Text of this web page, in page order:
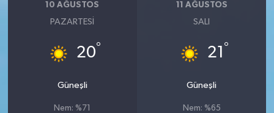
10 AĞUSTOS
PAZARTESI
20°
Güneşli
Nem: %71
11 AĞUSTOS
SALI
21 °
Güneşli
Nem: %65